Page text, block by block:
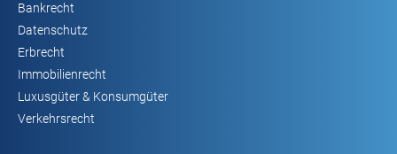
Bankrecht
Datenschutz
Erbrecht
Immobilienrecht
Luxusgüter & Konsumgüter
Verkehrsrecht